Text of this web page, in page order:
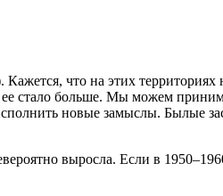
что на этих
стало больше. Мы можем
новые замыслы. Былые
выросла. Если в